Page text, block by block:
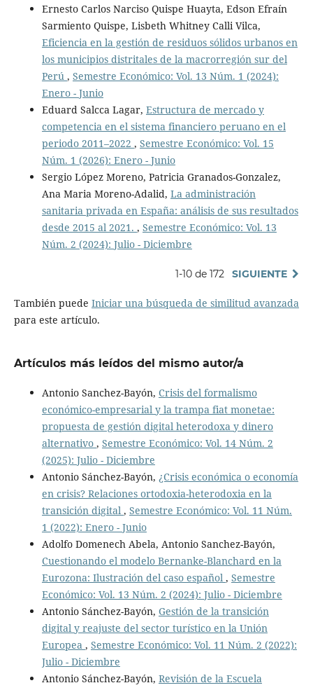
Ernesto Carlos Narciso Quispe Huayta, Edson Efraín
Sarmiento Quispe, Lisbeth Whitney Calli Vilca,
Eficiencia en la gestión de residuos sólidos urbanos en
los municipios distritales de la macrorregión sur del
Perú , Semestre Económico: Vol. 13 Núm. 1 (2024):
Enero - Junio
Eduard Salcca Lagar, Estructura de mercado y
competencia en el sistema financiero peruano en el
periodo 2011–2022 , Semestre Económico: Vol. 15
Núm. 1 (2026): Enero - Junio
Sergio López Moreno, Patricia Granados-Gonzalez,
Ana Maria Moreno-Adalid, La administración
sanitaria privada en España: análisis de sus resultados
desde 2015 al 2021. , Semestre Económico: Vol. 13
Núm. 2 (2024): Julio - Diciembre
1-10 de 172 SIGUIENTE
También puede Iniciar una búsqueda de similitud avanzada
para este artículo.
Artículos más leídos del mismo autor/a
Antonio Sanchez-Bayón, Crisis del formalismo
económico-empresarial y la trampa fiat monetae:
propuesta de gestión digital heterodoxa y dinero
alternativo , Semestre Económico: Vol. 14 Núm. 2
(2025): Julio - Diciembre
Antonio Sánchez-Bayón, ¿Crisis económica o economía
en crisis? Relaciones ortodoxia-heterodoxia en la
transición digital , Semestre Económico: Vol. 11 Núm.
1 (2022): Enero - Junio
Adolfo Domenech Abela, Antonio Sanchez-Bayón,
Cuestionando el modelo Bernanke-Blanchard en la
Eurozona: Ilustración del caso español , Semestre
Económico: Vol. 13 Núm. 2 (2024): Julio - Diciembre
Antonio Sánchez-Bayón, Gestión de la transición
digital y reajuste del sector turístico en la Unión
Europea , Semestre Económico: Vol. 11 Núm. 2 (2022):
Julio - Diciembre
Antonio Sánchez-Bayón, Revisión de la Escuela